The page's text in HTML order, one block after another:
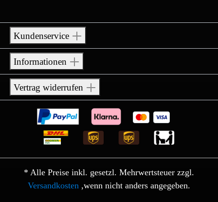
Kundenservice
Informationen
Vertrag widerrufen
* Alle Preise inkl. gesetzl. Mehrwertsteuer zzgl.
Versandkosten ,wenn nicht anders angegeben.